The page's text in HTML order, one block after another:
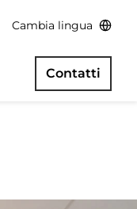
Cambia lingua
Contatti